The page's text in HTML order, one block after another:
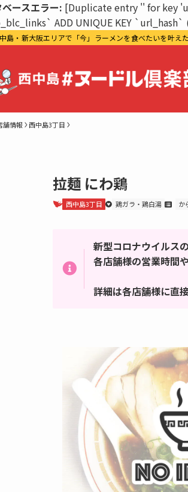
ースエラー: [Duplicate entry '' for key
ADD UNIQUE KEY
中島・新大阪エリアで「今」ラーメンを食べたいを叶え
舗情報 西中島3丁目
拉麺 にわ鶏
西中島3丁目 鶏ガラ・鶏白湯 か
新型コロナウイルス
各店舗様の営業時間
詳細は各店舗様に直